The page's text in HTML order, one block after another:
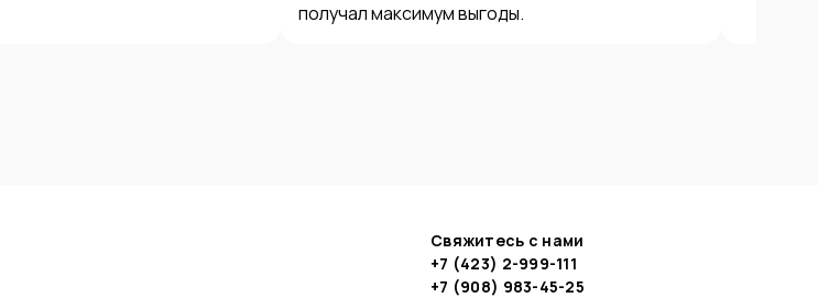
получал максимум выгоды.
Свяжитесь с нами
+7 (423) 2-999-111
+7 (908) 983-45-25